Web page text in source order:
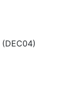
(DEC04)